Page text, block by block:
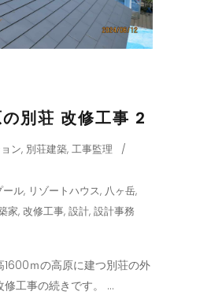
別荘 改修工事 2
ン, 別荘建築, 工事監理
ール, リゾートハウス, 八ヶ岳,
家, 改修工事, 設計, 設計事務
1600ｍの高原に建つ別荘の外
工事の続きです。